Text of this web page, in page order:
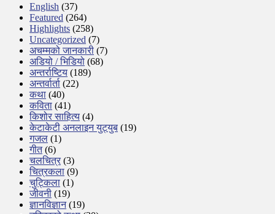
English (37)
Featured (264)
Highlights (258)
Uncategorized (7)
अचम्मको जानकारी (7)
अडियो / भिडियो (68)
अन्तर्राष्टिय (189)
अन्तर्वार्ता (22)
कथा (40)
कविता (41)
किशोर साहित्य (4)
केटाकेटी अनलाइन युट्युब (19)
गजल (1)
गीत(6)
चलचित्र (3)
चित्रकला (9)
चुट्किला (1)
जीवनी (19)
ज्ञानविज्ञान(19)